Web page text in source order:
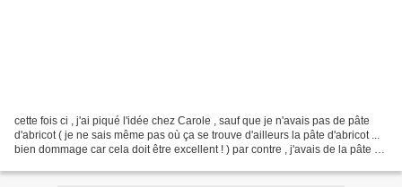
cette fois ci , j'ai piqué l'idée chez Carole , sauf que je n'avais pas de pâte
d'abricot ( je ne sais même pas où ça se trouve d'ailleurs la pâte d'abricot ...
bien dommage car cela doit être excellent ! ) par contre , j'avais de la pâte de